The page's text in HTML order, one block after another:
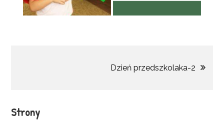
wpisu
Dzień przedszkolaka-2
Strony